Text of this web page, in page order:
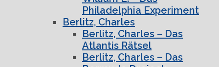
Philadelphia Experiment
Berlitz, Charles
Berlitz, Charles – Das
Atlantis Rätsel
Berlitz, Charles – Das